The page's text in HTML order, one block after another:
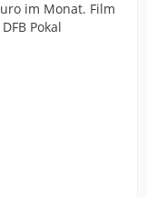
im Monat. Film
Pokal